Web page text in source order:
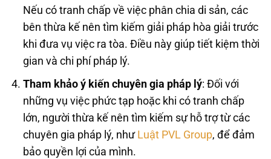
Nếu có tranh chấp về việc phân chia di sản, các
bên thừa kế nên tìm kiếm giải pháp hòa giải trước
khi đưa vụ việc ra tòa. Điều này giúp tiết kiệm thời
gian và chi phí pháp lý.
Tham khảo ý kiến chuyên gia pháp lý: Đối với
những vụ việc phức tạp hoặc khi có tranh chấp
lớn, người thừa kế nên tìm kiếm sự hỗ trợ từ các
chuyên gia pháp lý, nhưLuật PVL Group, để đảm
bảo quyền lợi của mình.